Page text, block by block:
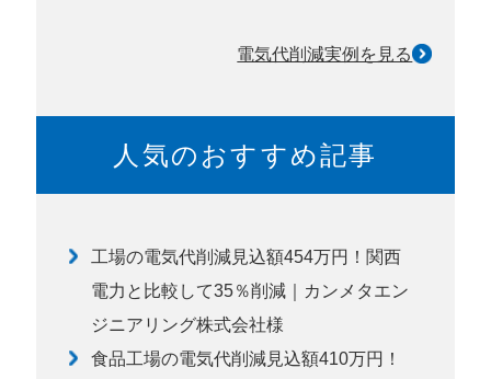
電気代削減実例を見る
人気のおすすめ記事
工場の電気代削減見込額454万円！関西
電力と比較して35％削減｜カンメタエン
ジニアリング株式会社様
食品工場の電気代削減見込額410万円！